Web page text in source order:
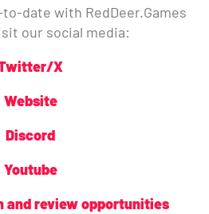
date with RedDeer.Games
our social media:
X
Website
Discord
Youtube
and review opportunities